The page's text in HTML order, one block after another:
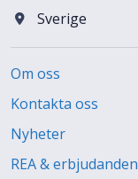
Sverige
Om oss
Kontakta oss
Nyheter
REA & erbjudanden